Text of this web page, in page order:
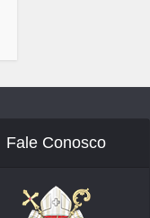
Fale Conosco